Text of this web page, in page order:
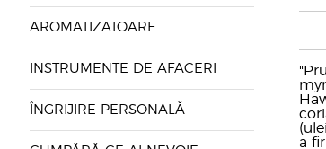
AROMATIZATOARE
INSTRUMENTE DE AFACERI
ÎNGRIJIRE PERSONALĂ
a